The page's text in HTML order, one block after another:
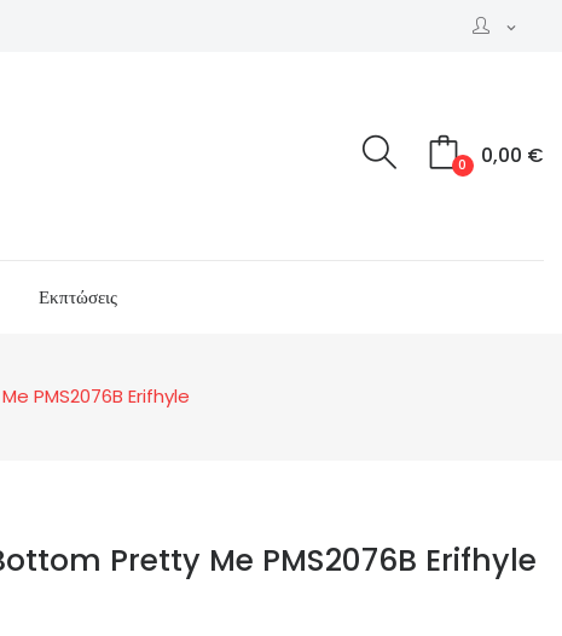
expand_more
0,00 €
0
Εκπτώσεις
PMS2076B Erifhyle
Bottom Pretty Me PMS2076B Erifhyle